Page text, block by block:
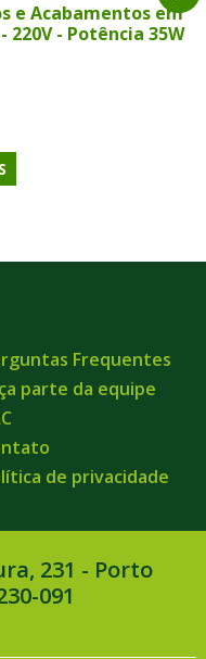
e Acabamentos em
220V - Potência 35W
Frequentes
parte da equipe
de privacidade
231 - Porto
091